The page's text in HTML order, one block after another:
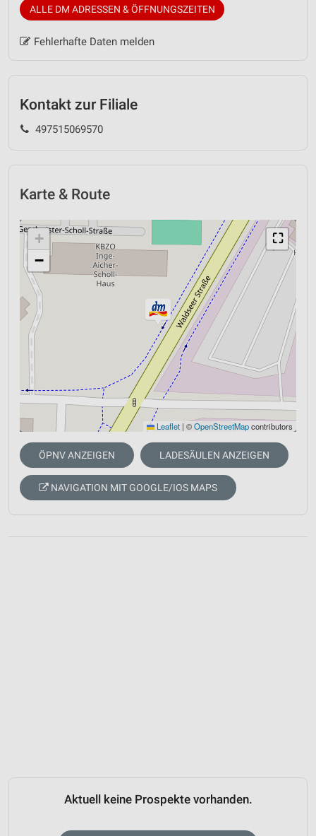
ALLE DM ADRESSEN & ÖFFNUNGSZEITEN
Fehlerhafte Daten melden
Kontakt zur Filiale
497515069570
Karte & Route
⛶
+
−
Leaflet | ©OpenStreetMapcontributors
ÖPNV ANZEIGEN LADESÄULEN ANZEIGEN
NAVIGATION MIT GOOGLE/IOS MAPS
Aktuell keine Prospekte vorhanden.